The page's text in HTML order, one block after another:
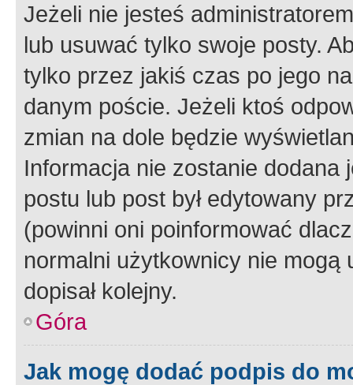
Jeżeli nie jesteś
lub usuwać tylko swoje posty.
tylko przez jakiś czas po jego
danym poście. Jeżeli ktoś
zmian na dole będzie
Informacja nie zostanie dodana
postu lub post był edytowany
(powinni oni poinformować
normalni użytkownicy nie
dopisał kolejny.
Góra
Jak mogę dodać podpis do